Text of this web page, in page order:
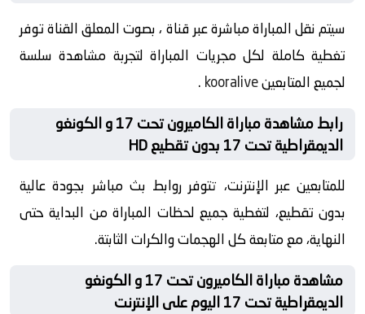
سيتم نقل المباراة مباشرة عبر قناة ، بصوت المعلق القناة توفر
تغطية كاملة لكل مجريات المباراة لتجربة مشاهدة سلسة
لجميع المتابعينkooralive
.
رابط مشاهدة مباراة الكاميرون تحت 17 و الكونغو
الديمقراطية تحت 17 بدون تقطيع HD
للمتابعين عبر الإنترنت، تتوفر روابط بث مباشر بجودة عالية
بدون تقطيع، لتغطية جميع لحظات المباراة من البداية حتى
النهاية، مع متابعة كل الهجمات والكرات الثابتة.
مشاهدة مباراة الكاميرون تحت 17 و الكونغو
الديمقراطية تحت 17 اليوم على الإنترنت